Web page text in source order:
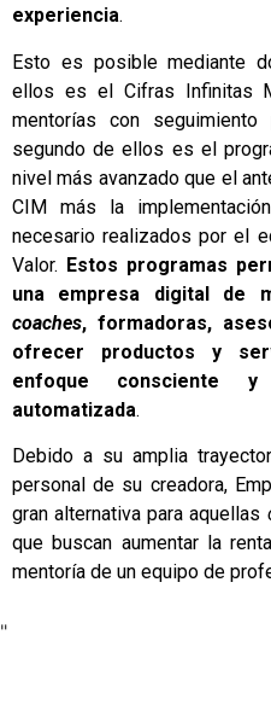
experiencia.
Esto es posible mediante
ellos es el Cifras Infinitas
mentorías con
segundo de ellos es el
nivel más avanzado que el
CIM más la
necesario realizados por el
Valor. Estos programas
una empresa digital de
coaches, formadoras,
ofrecer productos y
enfoque consciente
automatizada.
Debido a su amplia
personal de su creadora,
gran alternativa para aquellas
que buscan aumentar la
mentoría de un equipo de
"